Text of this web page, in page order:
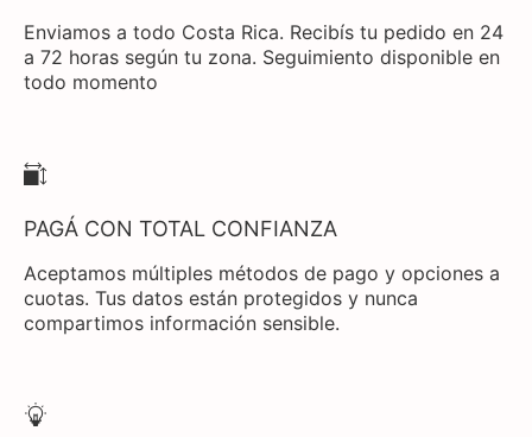
Enviamos a todo Costa Rica. Recibís tu pedido en 24
a 72 horas según tu zona. Seguimiento disponible en
todo momento
PAGÁ CON TOTAL CONFIANZA
Aceptamos múltiples métodos de pago y opciones a
cuotas. Tus datos están protegidos y nunca
compartimos información sensible.